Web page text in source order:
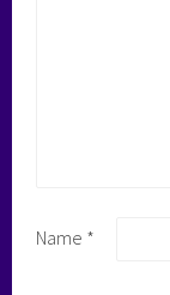
Name *